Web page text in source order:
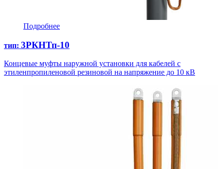
Подробнее
тип: 3РКНТп-10
Концевые муфты наружной установки для кабелей с
этиленпропиленовой резиновой на напряжение до 10 кВ